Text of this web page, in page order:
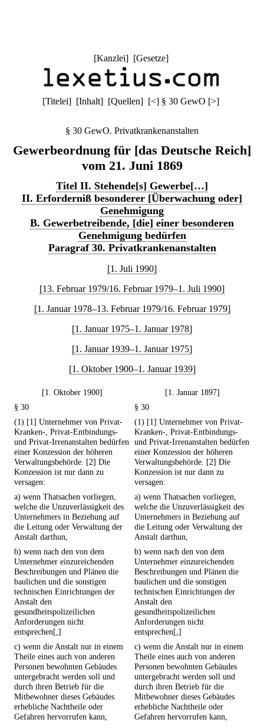
[Kanzlei] [Gesetze]
[Titelei] [Inhalt] [Quellen] [<] § 30 GewO [>]
§ 30 GewO. Privatkrankenanstalten
Gewerbeordnung für [das Deutsche Reich]
vom 21. Juni 1869
Titel II. Stehende[s] Gewerbe[…]
II. Erforderniß besonderer [Überwachung oder]
Genehmigung
B. Gewerbetreibende, [die] einer besonderen
Genehmigung bedürfen
Paragraf 30. Privatkrankenanstalten
[1. Juli 1990]
[13. Februar 1979/16. Februar 1979–1. Juli 1990]
[1. Januar 1978–13. Februar 1979/16. Februar 1979]
[1. Januar 1975–1. Januar 1978]
[1. Januar 1939–1. Januar 1975]
[1. Oktober 1900–1. Januar 1939]
[1. Oktober 1900]
[1. Januar 1897]
§ 30
§ 30
(1) [1] Unternehmer von Privat-
Kranken-, Privat-Entbindungs-
und Privat-Irrenanstalten bedürfen
einer Konzession der höheren
Verwaltungsbehörde. [2] Die
Konzession ist nur dann zu
versagen:
(1) [1] Unternehmer von Privat-
Kranken-, Privat-Entbindungs-
und Privat-Irrenanstalten bedürfen
einer Konzession der höheren
Verwaltungsbehörde. [2] Die
Konzession ist nur dann zu
versagen:
a) wenn Thatsachen vorliegen,
welche die Unzuverlässigkeit des
Unternehmers in Beziehung auf
die Leitung oder Verwaltung der
Anstalt darthun,
a) wenn Thatsachen vorliegen,
welche die Unzuverlässigkeit des
Unternehmers in Beziehung auf
die Leitung oder Verwaltung der
Anstalt darthun,
b) wenn nach den von dem
Unternehmer einzureichenden
Beschreibungen und Plänen die
baulichen und die sonstigen
technischen Einrichtungen der
Anstalt den
gesundheitspolizeilichen
Anforderungen nicht
entsprechen[,]
b) wenn nach den von dem
Unternehmer einzureichenden
Beschreibungen und Plänen die
baulichen und die sonstigen
technischen Einrichtungen der
Anstalt den
gesundheitspolizeilichen
Anforderungen nicht
entsprechen[,]
c) wenn die Anstalt nur in einem
Theile eines auch von anderen
Personen bewohnten Gebäudes
untergebracht werden soll und
durch ihren Betrieb für die
Mitbewohner dieses Gebäudes
erhebliche Nachtheile oder
Gefahren hervorrufen kann,
c) wenn die Anstalt nur in einem
Theile eines auch von anderen
Personen bewohnten Gebäudes
untergebracht werden soll und
durch ihren Betrieb für die
Mitbewohner dieses Gebäudes
erhebliche Nachtheile oder
Gefahren hervorrufen kann,